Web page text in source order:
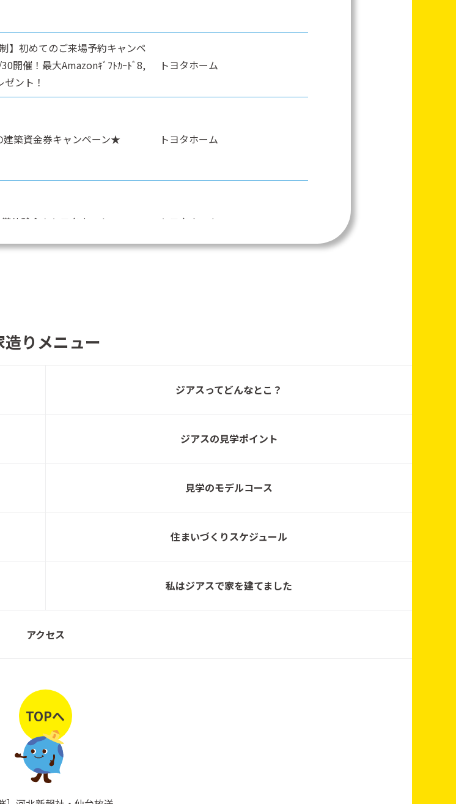
制】初めてのご来場予約キャンペ
開催！最大Amazonｷﾞﾌﾄｶｰﾄﾞ8,
ント！
トヨタホーム
建築資金券キャンペーン★ トヨタホーム
体験会！トヨタホーム トヨタホーム
トヨタホーム
50周年記念！新春建築資金券キ
【応募期間：一次1/1～1/18 二
ンナイ最新のガス設備体験会＆
ラインツアー 2月15日(日)開
造りメニュー
ジアスってどんなとこ？
ジアスの見学ポイント
見学のモデルコース
住まいづくりスケジュール
私はジアスで家を建てました
アクセス
TOPへ